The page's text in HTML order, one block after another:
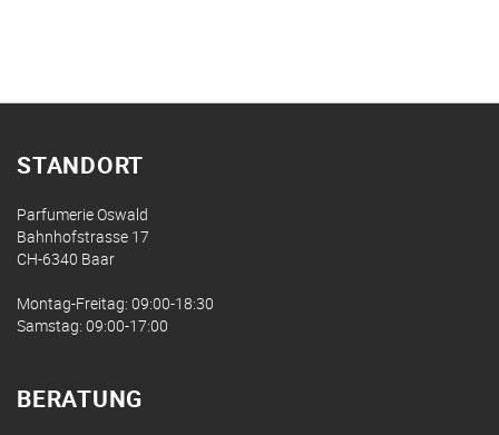
STANDORT
Parfumerie Oswald
Bahnhofstrasse 17
CH-6340 Baar
Montag-Freitag: 09:00-18:30
Samstag: 09:00-17:00
BERATUNG